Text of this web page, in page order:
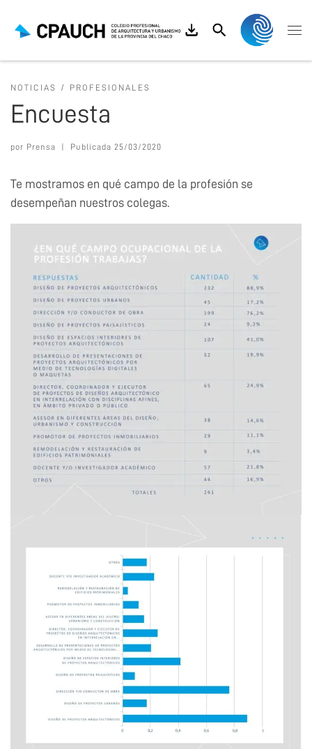
Search
NOTICIAS PROFESIONALES
Encuesta
por Prensa Publicada 25/03/2020
Te mostramos en qué campo de la profesión se
desempeñan nuestros colegas.